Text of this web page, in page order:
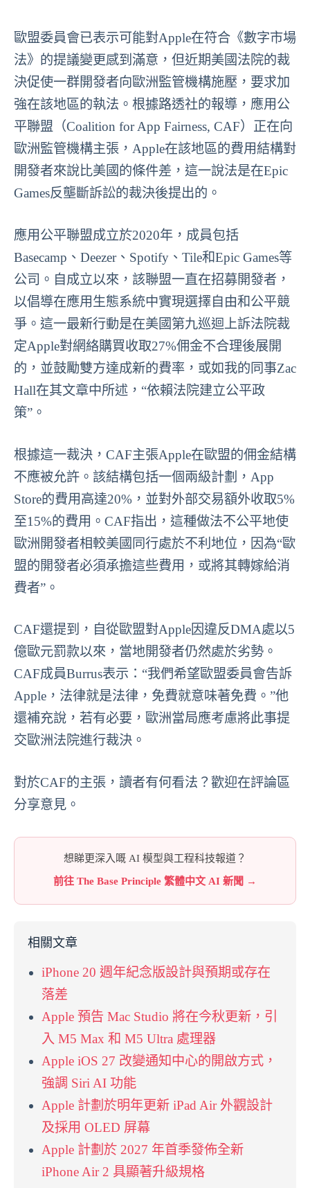
歐盟委員會已表示可能對Apple在符合《數字市場
法》的提議變更感到滿意，但近期美國法院的裁
決促使一群開發者向歐洲監管機構施壓，要求加
強在該地區的執法。根據路透社的報導，應用公
平聯盟（Coalition for App Fairness, CAF）正在向
歐洲監管機構主張，Apple在該地區的費用結構對
開發者來說比美國的條件差，這一說法是在Epic
Games反壟斷訴訟的裁決後提出的。
應用公平聯盟成立於2020年，成員包括
Basecamp、Deezer、Spotify、Tile和Epic Games等
公司。自成立以來，該聯盟一直在招募開發者，
以倡導在應用生態系統中實現選擇自由和公平競
爭。這一最新行動是在美國第九巡迴上訴法院裁
定Apple對網絡購買收取27%佣金不合理後展開
的，並鼓勵雙方達成新的費率，或如我的同事Zac
Hall在其文章中所述，“依賴法院建立公平政
策”。
根據這一裁決，CAF主張Apple在歐盟的佣金結構
不應被允許。該結構包括一個兩級計劃，App
Store的費用高達20%，並對外部交易額外收取5%
至15%的費用。CAF指出，這種做法不公平地使
歐洲開發者相較美國同行處於不利地位，因為“歐
盟的開發者必須承擔這些費用，或將其轉嫁給消
費者”。
CAF還提到，自從歐盟對Apple因違反DMA處以5
億歐元罰款以來，當地開發者仍然處於劣勢。
CAF成員Burrus表示：“我們希望歐盟委員會告訴
Apple，法律就是法律，免費就意味著免費。”他
還補充說，若有必要，歐洲當局應考慮將此事提
交歐洲法院進行裁決。
對於CAF的主張，讀者有何看法？歡迎在評論區
分享意見。
想睇更深入嘅 AI 模型與工程科技報道？
前往 The Base Principle 繁體中文 AI 新聞 →
相關文章
iPhone 20 週年紀念版設計與預期或存在
落差
Apple 預告 Mac Studio 將在今秋更新，引
入 M5 Max 和 M5 Ultra 處理器
Apple iOS 27 改變通知中心的開啟方式，
強調 Siri AI 功能
Apple 計劃於明年更新 iPad Air 外觀設計
及採用 OLED 屏幕
Apple 計劃於 2027 年首季發佈全新
iPhone Air 2 具顯著升級規格